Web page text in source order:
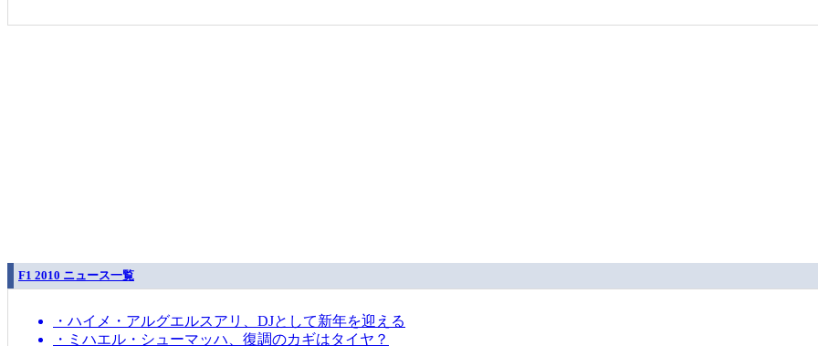
F1 2010 ニュース一覧
・ハイメ・アルグエルスアリ、DJとして新年を迎える
・ミハエル・シューマッハ、復調のカギはタイヤ？